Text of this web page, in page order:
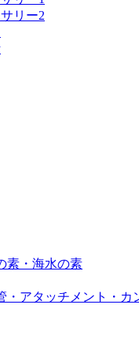
リー2
素・海水の素
・アタッチメント・